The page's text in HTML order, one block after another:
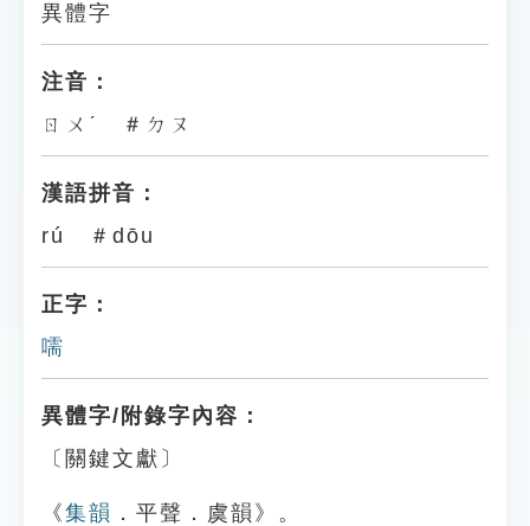
異體字
注音：
ㄖㄨˊ ＃ㄉㄡ
漢語拼音：
rú ＃dōu
正字：
嚅
異體字/附錄字內容：
〔關鍵文獻〕
《集韻 ．平聲．虞韻》。